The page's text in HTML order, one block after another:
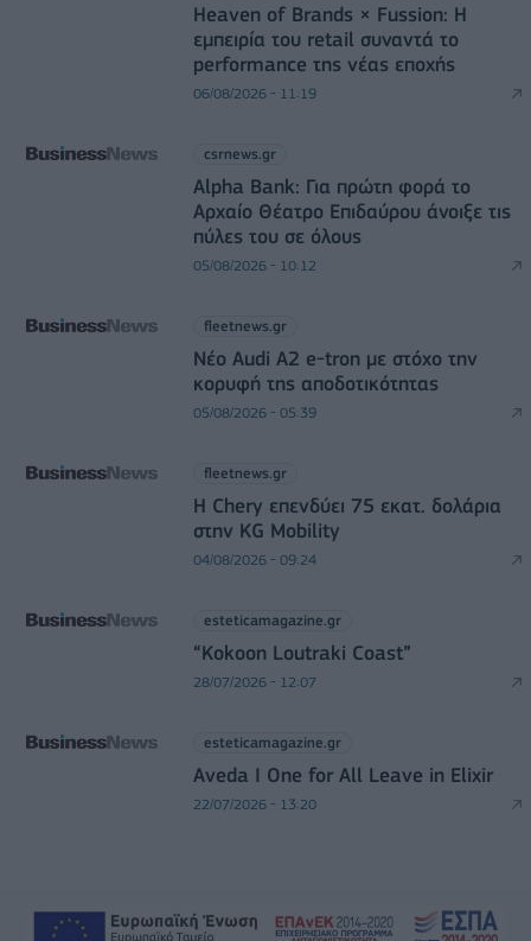
Heaven of Brands × Fussion: Η
εμπειρία του retail συναντά το
performance της νέας εποχής
06/08/2026 - 11:19
csrnews.gr
Alpha Bank: Για πρώτη φορά το
Αρχαίο Θέατρο Επιδαύρου άνοιξε τις
πύλες του σε όλους
05/08/2026 - 10:12
fleetnews.gr
Νέο Audi A2 e-tron με στόχο την
κορυφή της αποδοτικότητας
05/08/2026 - 05:39
fleetnews.gr
Η Chery επενδύει 75 εκατ. δολάρια
στην KG Mobility
04/08/2026 - 09:24
esteticamagazine.gr
“Kokoon Loutraki Coast”
28/07/2026 - 12:07
esteticamagazine.gr
Aveda I One for All Leave in Elixir
22/07/2026 - 13:20